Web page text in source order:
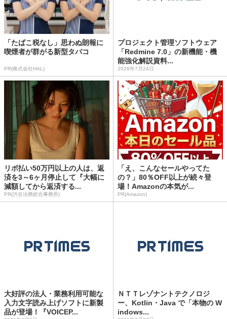
「たばこ税なし」思わぬ朗報に
喫煙者が群がる新型タバコ
PR(株式会社HAL)
プロジェクト管理ソフトウェア
「Redmine 7.0」の新機能・機
能強化解説資料...
2026年7月24日
リボ払い50万円以上の人は、返
済を3～6ヶ月停止して『大幅に
減額してから返済する...
PR(渋谷法務総合事務所)
「え、こんなセールやってた
の？」80％OFF以上が続々登
場！Amazonの本気が...
PR(Amazon)
大好評の法人・業務利用可能な
入力文字読み上げソフトに新製
品が登場！『VOICEP...
ＮＴＴレゾナントテクノロジ
ー、Kotlin・Java で「本物の W
indows...